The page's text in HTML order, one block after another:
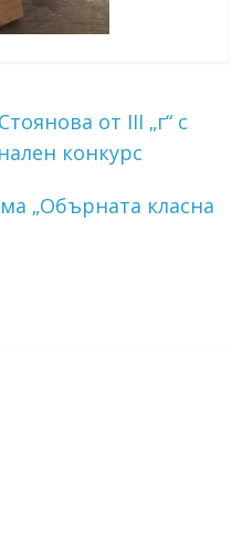
от III „г“ с
конкурс
„Обърната класна